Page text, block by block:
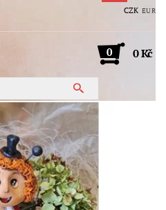
CZK EUR
0 0 Kč